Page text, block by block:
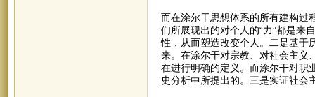
而在涂尔干思想体系的所有建构过
们所展现出的对个人的“力”都是来
性，从而塑造改变个人。二是基于
来。在涂尔干对宗教、对社会主义
在进行明确的定义。而涂尔干对职
史分析中所提出的。三是实证社会